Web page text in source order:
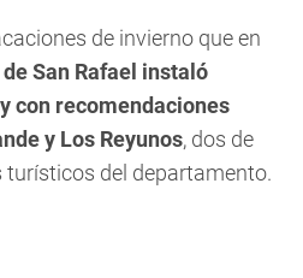
de invierno que en
San Rafael instaló
con recomendaciones
y Los Reyunos, dos de
turísticos del departamento.